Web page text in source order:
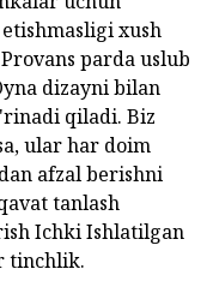
xush
parda uslub
dizayni bilan
qiladi. Biz
ular har doim
afzal berishni
tanlash
Ichki Ishlatilgan
tinchlik.